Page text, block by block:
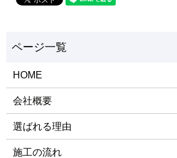
HOME
会社概要
選ばれる理由
施工の流れ